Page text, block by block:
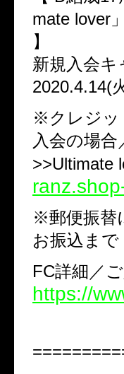
mate lover
】
新規入会キ
2020.4.14(
※クレジッ
入会の場
>>Ultimate
※郵便振替
お振込まで
FC詳細／
https://